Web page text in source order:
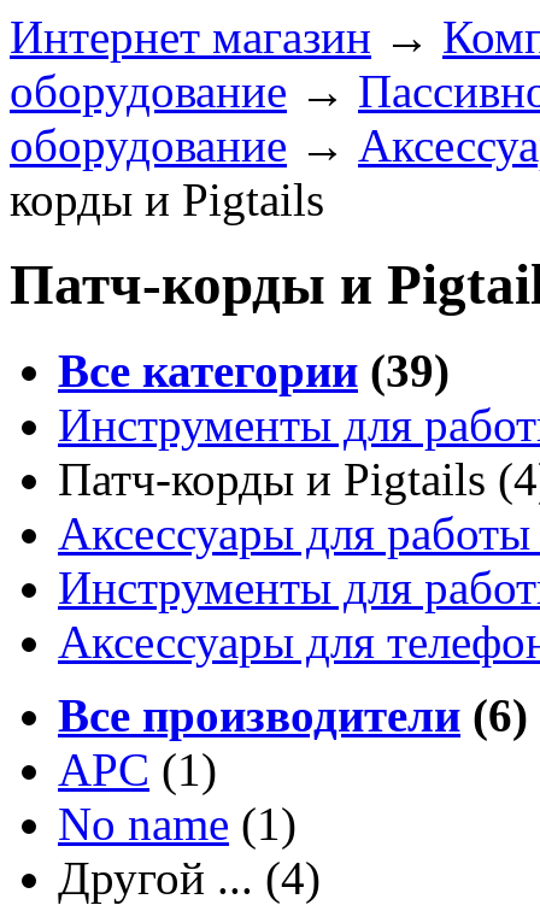
Интернет магазин →
оборудование →
оборудование →
корды и Pigtails
Патч-корды и
Все категории (39)
Инструменты для
Патч-корды и Pigtails
Аксессуары для
Инструменты для
Аксессуары для
Все производители (6)
APC (1)
No name (1)
Другой ... (4)